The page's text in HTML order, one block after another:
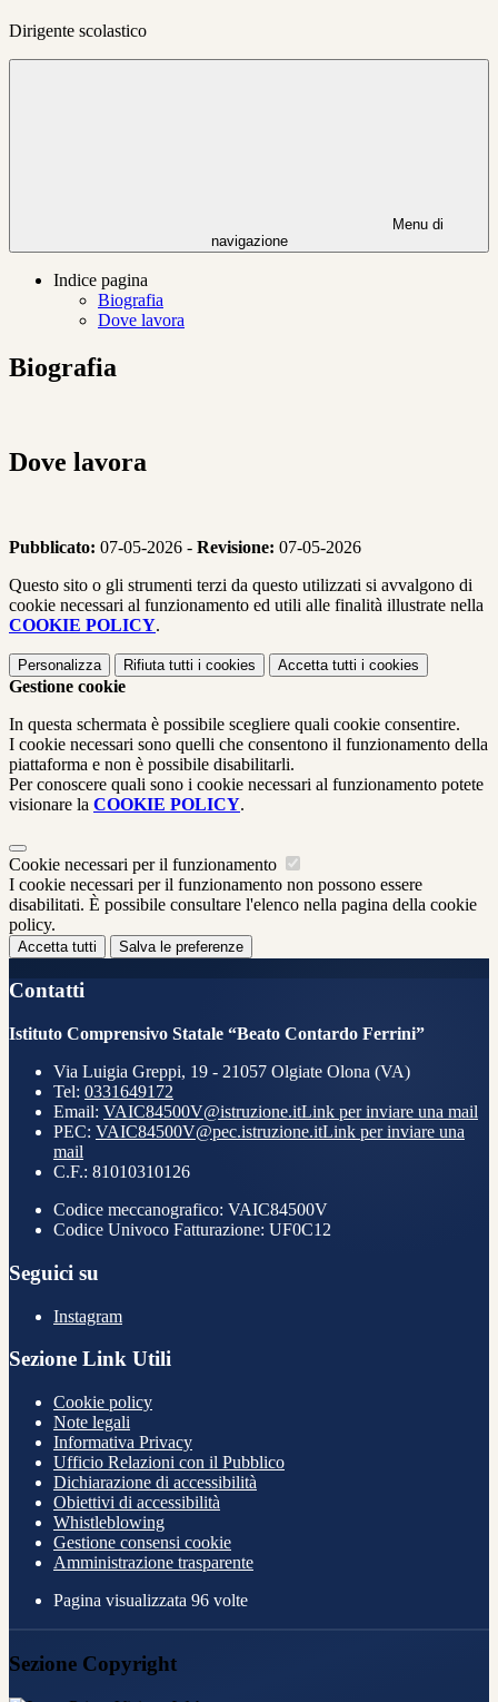
Dirigente scolastico
Menu di
navigazione
Indice pagina
Biografia
Dove lavora
Biografia
Dove lavora
Pubblicato: 07-05-2026 - Revisione: 07-05-2026
Questo sito o gli strumenti terzi da questo utilizzati si avvalgono di
cookie necessari al funzionamento ed utili alle finalità illustrate nella
COOKIE POLICY.
Personalizza Rifiuta tutti i cookies Accetta tutti i cookies
Gestione cookie
In questa schermata è possibile scegliere quali cookie consentire.
I cookie necessari sono quelli che consentono il funzionamento della
piattaforma e non è possibile disabilitarli.
Per conoscere quali sono i cookie necessari al funzionamento potete
visionare la COOKIE POLICY.
Cookie necessari per il funzionamento
I cookie necessari per il funzionamento non possono essere
disabilitati. È possibile consultare l'elenco nella pagina della cookie
policy.
Accetta tutti Salva le preferenze
Contatti
Istituto Comprensivo Statale “Beato Contardo Ferrini”
Via Luigia Greppi, 19 - 21057 Olgiate Olona (VA)
Tel: 0331649172
Email: VAIC84500V@istruzione.itLink per inviare una mail
PEC: VAIC84500V@pec.istruzione.itLink per inviare una
mail
C.F.: 81010310126
Codice meccanografico: VAIC84500V
Codice Univoco Fatturazione: UF0C12
Seguici su
Instagram
Sezione Link Utili
Cookie policy
Note legali
Informativa Privacy
Ufficio Relazioni con il Pubblico
Dichiarazione di accessibilità
Obiettivi di accessibilità
Whistleblowing
Gestione consensi cookie
Amministrazione trasparente
Pagina visualizzata 96 volte
Sezione Copyright